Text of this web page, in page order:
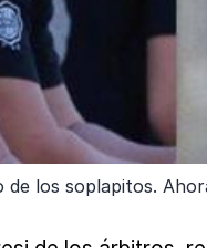
los soplapitos.